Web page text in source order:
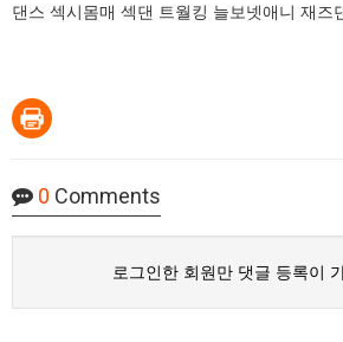
댄스 섹시몸매 섹댄 트월킹 늘보넷애니 재즈
0 Comments
로그인한 회원만 댓글 등록이